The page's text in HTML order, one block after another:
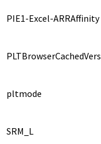
PIE1-Excel-ARRAffinity
pltmode
SRM_L